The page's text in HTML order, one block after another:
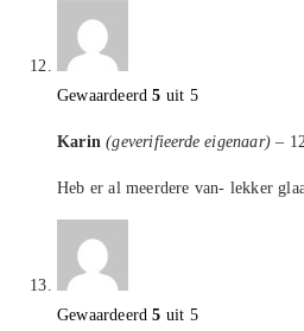
Gewaardeerd5 uit 5
Karin(geverifieerde eigenaar) –
Heb er al meerdere van- lekker
Gewaardeerd5 uit 5